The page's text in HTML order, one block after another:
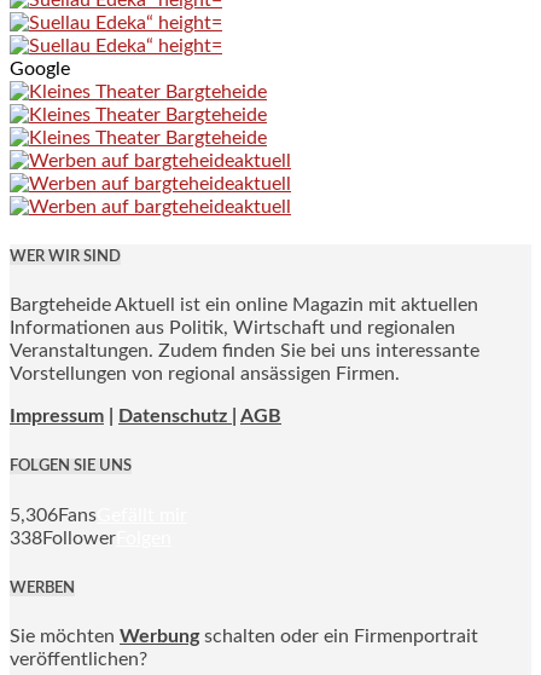
Google
WER WIR SIND
Bargteheide Aktuell ist ein online Magazin mit aktuellen
Informationen aus Politik, Wirtschaft und regionalen
Veranstaltungen. Zudem finden Sie bei uns interessante
Vorstellungen von regional ansässigen Firmen.
Impressum Datenschutz | AGB
FOLGEN SIE UNS
5,306Fans
338Follower
WERBEN
Sie möchten Werbung schalten oder ein Firmenportrait
veröffentlichen?